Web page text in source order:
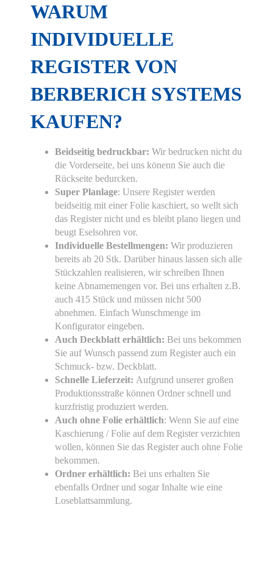
WARUM
INDIVIDUELLE
REGISTER VON
BERBERICH SYSTEMS
KAUFEN?
Beidseitig bedruckbar: Wir bedrucken nicht du
die Vorderseite, bei uns könenn Sie auch die
Rückseite bedurcken.
Super Planlage: Unsere Register werden
beidseitig mit einer Folie kaschiert, so wellt sich
das Register nicht und es bleibt plano liegen und
beugt Eselsohren vor.
Individuelle Bestellmengen: Wir produzieren
bereits ab 20 Stk. Darüber hinaus lassen sich alle
Stückzahlen realisieren, wir schreiben Ihnen
keine Abnamemengen vor. Bei uns erhalten z.B.
auch 415 Stück und müssen nicht 500
abnehmen. Einfach Wunschmenge im
Konfigurator eingeben.
Auch Deckblatt erhältlich: Bei uns bekommen
Sie auf Wunsch passend zum Register auch ein
Schmuck- bzw. Deckblatt.
Schnelle Lieferzeit: Aufgrund unserer großen
Produktionsstraße können Ordner schnell und
kurzfristig produziert werden.
Auch ohne Folie erhältlich: Wenn Sie auf eine
Kaschierung / Folie auf dem Register verzichten
wollen, können Sie das Register auch ohne Folie
bekommen.
Ordner erhältlich: Bei uns erhalten Sie
ebenfalls Ordner und sogar Inhalte wie eine
Loseblattsammlung.